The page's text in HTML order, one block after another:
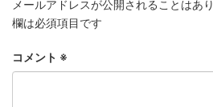
メールアドレスが公開されることはあり
欄は必須項目です
コメント ※